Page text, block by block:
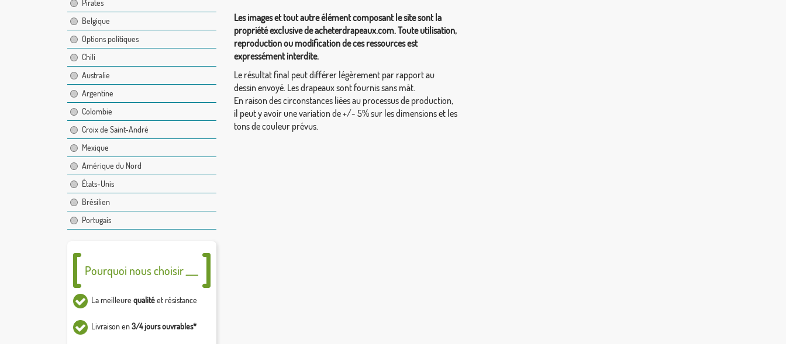
Pirates
Belgique
Options politiques
Chili
Australie
Argentine
Colombie
Croix de Saint-André
Mexique
Amérique du Nord
États-Unis
Brésilien
Portugais
Pourquoi nous choisir ___
La meilleure qualitéet résistance
Livraison en3/4 jours ouvrables*
Les images et tout autre élément composant le site sont la
propriété exclusive de acheterdrapeaux.com. Toute utilisation,
reproduction ou modification de ces ressources est
expressément interdite.
Le résultat final peut différer légèrement par rapport au
dessin envoyé. Les drapeaux sont fournis sans mât.
En raison des circonstances liées au processus de production,
il peut y avoir une variation de +/- 5% sur les dimensions et les
tons de couleur prévus.